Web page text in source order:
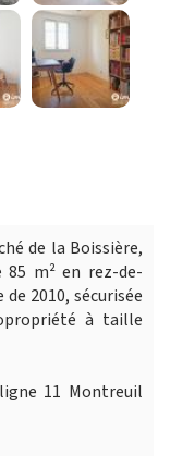
de la Boissière,
85 m² en rez-de-
2010, sécurisée
à taille
11 Montreuil